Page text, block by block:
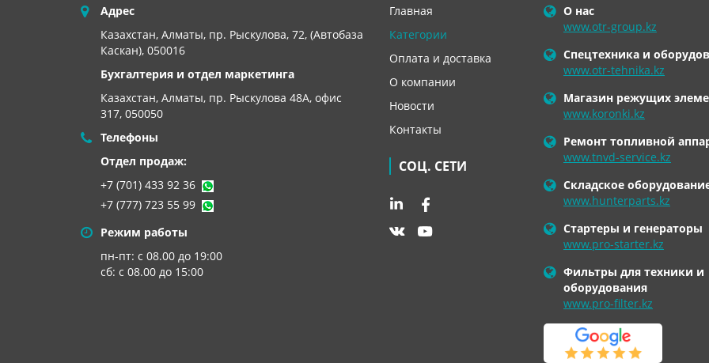
Адрес
Казахстан, Алматы, пр. Рыскулова, 72, (Автобаза
Каскан), 050016
Бухгалтерия и отдел маркетинга
Казахстан, Алматы, пр. Рыскулова 48А, офис
317, 050050
Телефоны
Отдел продаж:
+7 (701) 433 92 36
+7 (777) 723 55 99
Режим работы
пн-пт: с 08.00 до 19:00
сб: с 08.00 до 15:00
Главная
Категории
Оплата и доставка
О компании
Новости
Контакты
СОЦ. СЕТИ
О нас
www.otr-group.kz
Спецтехника и
www.otr-tehnika.kz
Магазин режущих
www.koronki.kz
Ремонт топливной
www.tnvd-service.kz
Складское
www.hunterparts.kz
Стартеры и генераторы
www.pro-starter.kz
Фильтры для техники и
оборудования
www.pro-filter.kz